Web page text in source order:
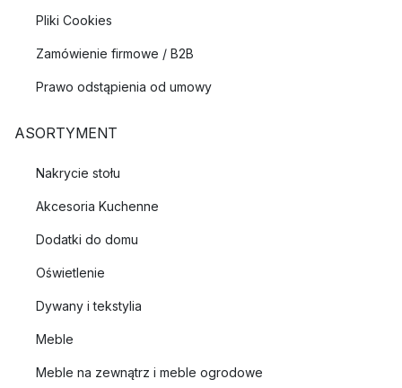
Pliki Cookies
Zamówienie firmowe / B2B
Prawo odstąpienia od umowy
ASORTYMENT
Nakrycie stołu
Akcesoria Kuchenne
Dodatki do domu
Oświetlenie
Dywany i tekstylia
Meble
Meble na zewnątrz i meble ogrodowe